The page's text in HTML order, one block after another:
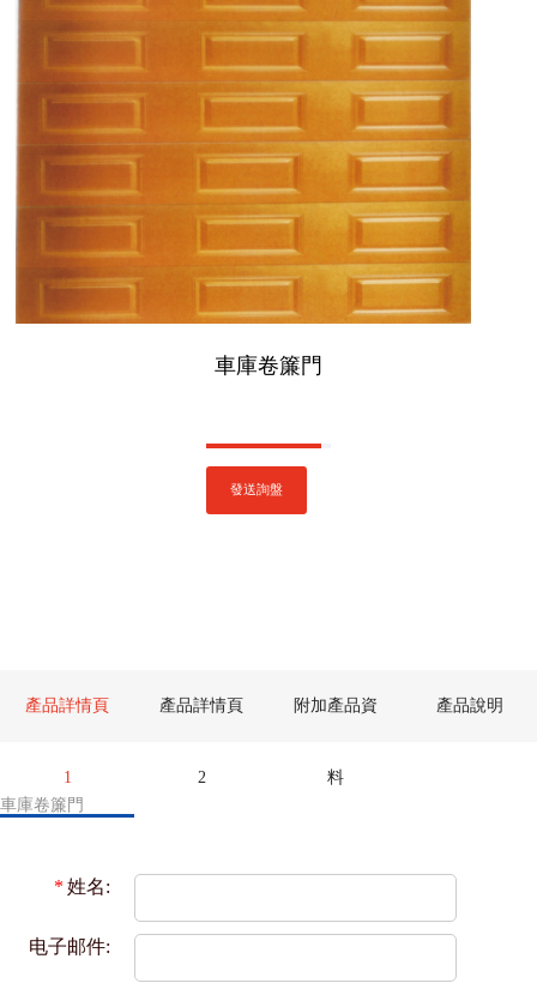
車庫卷簾門
發送詢盤
產品詳情頁
1
產品詳情頁
2
附加產品資
料
產品說明
車庫卷簾門
* 姓名:
电子邮件: